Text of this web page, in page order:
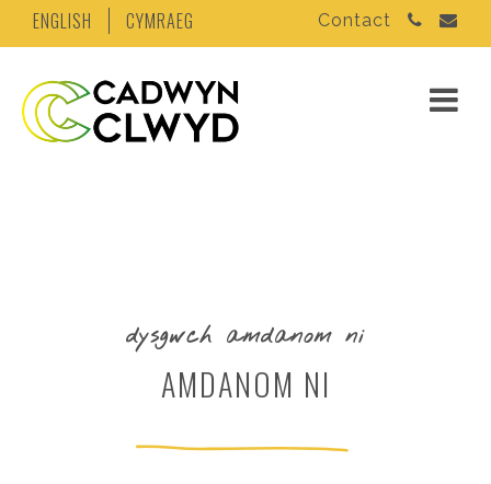
ENGLISH CYMRAEG Contact
dysgwch amdanom ni
AMDANOM NI